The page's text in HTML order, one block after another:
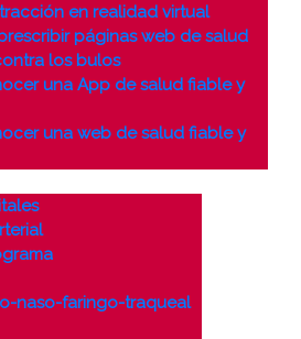
en realidad virtual
páginas web de salud
los bulos
una App de salud fiable y
una web de salud fiable y
naso-faringo-traqueal